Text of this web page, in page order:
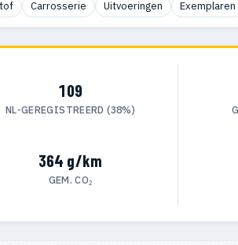
Carrosserie Uitvoeringen Exemplaren
109
NL-GEREGISTREERD (38%)
364 g/km
GEM. CO₂